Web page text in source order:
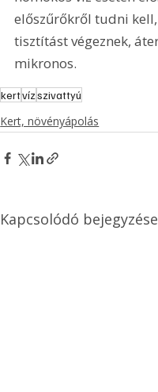
előszűrőkről tudni
tisztítást végeznek,
mikronos.
kertvízszivattyú
Kert, növényápolás
Kapcsolódó